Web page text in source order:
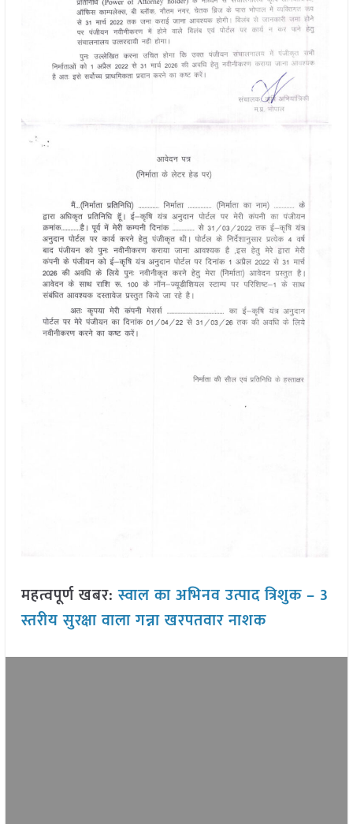
महत्वपूर्ण खबर:स्वाल का अभिनव उत्पाद त्रिशुक – 3
स्तरीय सुरक्षा वाला गन्ना खरपतवार नाशक